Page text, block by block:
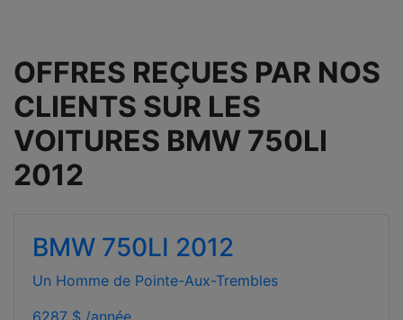
OFFRES REÇUES PAR NOS
CLIENTS SUR LES
VOITURES BMW 750LI
2012
BMW 750LI 2012
Un Homme de Pointe-Aux-Trembles
6287 $ /année